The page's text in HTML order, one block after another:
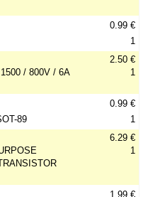
0.99 €
1
/ 800V / 6A
2.50 €
1
89
0.99 €
1
6.29 €
1
1.99 €